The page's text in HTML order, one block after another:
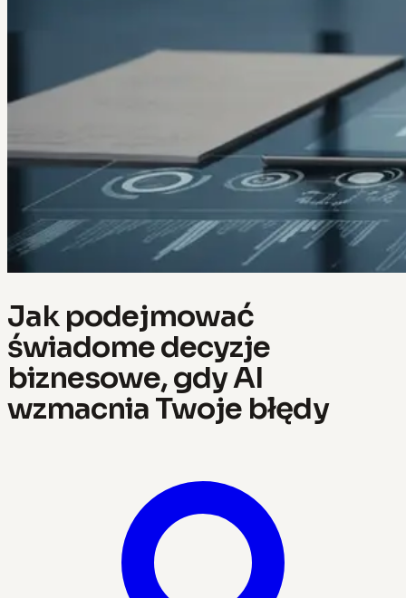
Jak podejmować
świadome decyzje
biznesowe, gdy AI
wzmacnia Twoje błędy